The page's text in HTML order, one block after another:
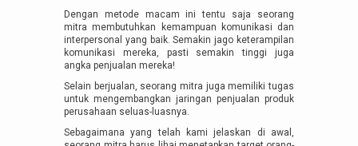
Dengan metode macam ini tentu saja seorang
mitra membutuhkan kemampuan komunikasi dan
interpersonal yang baik. Semakin jago keterampilan
komunikasi mereka, pasti semakin tinggi juga
angka penjualan mereka!
Selain berjualan, seorang mitra juga memiliki tugas
untuk mengembangkan jaringan penjualan produk
perusahaan seluas-luasnya.
Sebagaimana yang telah kami jelaskan di awal,